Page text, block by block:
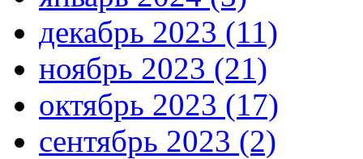
декабрь 2023 (11)
ноябрь 2023 (21)
октябрь 2023 (17)
сентябрь 2023 (2)